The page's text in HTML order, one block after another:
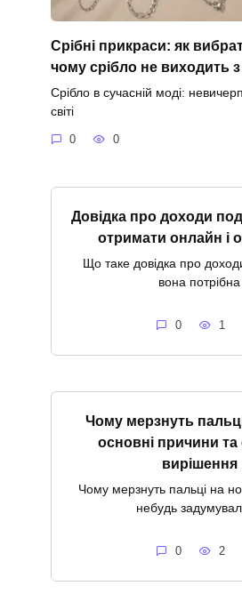
Срібні прикраси: як
чому срібло не виходить
Срібло в сучасній моді:
світі
0 0
Довідка про доходи
отримати онлайн і
Що таке довідка про
вона потрібна
0 1
Чому мерзнуть
основні причини
вирішення
Чому мерзнуть пальці на
небудь
0 2